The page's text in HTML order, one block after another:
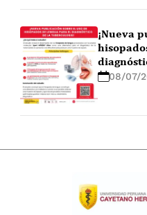
¡Nueva
08/07/